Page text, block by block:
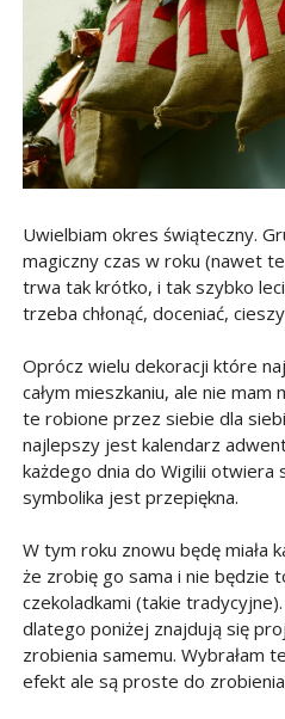
Uwielbiam okres świąteczny.
magiczny czas w roku (nawet
trwa tak krótko, i tak szybko
trzeba chłonąć, doceniać,
Oprócz wielu dekoracji które
całym mieszkaniu, ale nie
te robione przez siebie dla
najlepszy jest kalendarz
każdego dnia do Wigilii otwiera
symbolika jest przepiękna.
W tym roku znowu będę miała
że zrobię go sama i nie będzie
czekoladkami (takie
dlatego poniżej znajdują się
zrobienia samemu. Wybrałam
efekt ale są proste do